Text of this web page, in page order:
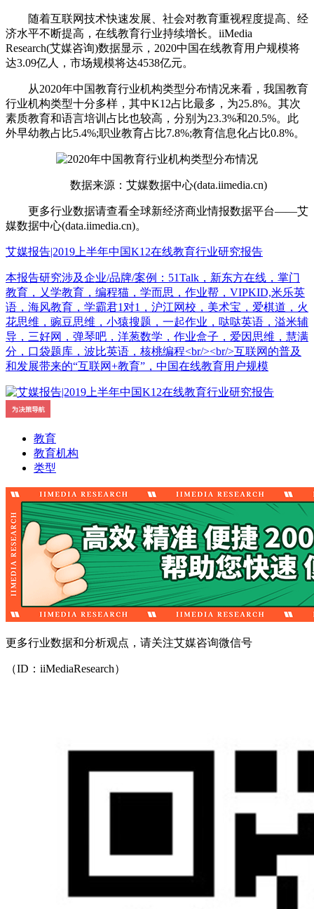
随着互联网技术快速发展、社会对教育重视程度提高、经
济水平不断提高，在线教育行业持续增长。iiMedia
Research(艾媒咨询)数据显示，2020中国在线教育用户规模将
达3.09亿人，市场规模将达4538亿元。
从2020年中国教育行业机构类型分布情况来看，我国教育
行业机构类型十分多样，其中K12占比最多，为25.8%。其次
素质教育和语言培训占比也较高，分别为23.3%和20.5%。此
外早幼教占比5.4%;职业教育占比7.8%;教育信息化占比0.8%。
数据来源：艾媒数据中心(data.iimedia.cn)
更多行业数据请查看全球新经济商业情报数据平台——艾
媒数据中心(data.iimedia.cn)。
艾媒报告|2019上半年中国K12在线教育行业研究报告
本报告研究涉及企业/品牌/案例：51Talk，新东方在线，掌门
教育，乂学教育，编程猫，学而思，作业帮，VIPKID,米乐英
语，海风教育，学霸君1对1，沪江网校，美术宝，爱棋道，火
花思维，豌豆思维，小猿搜题，一起作业，哒哒英语，溢米辅
导，三好网，弹琴吧，洋葱数学，作业盒子，爱因思维，慧满
分，口袋题库，波比英语，核桃编程<br/><br/>互联网的普及
和发展带来的“互联网+教育”，中国在线教育用户规模
教育
教育机构
类型
更多行业数据和分析观点，请关注艾媒咨询微信号
（ID：iiMediaResearch）